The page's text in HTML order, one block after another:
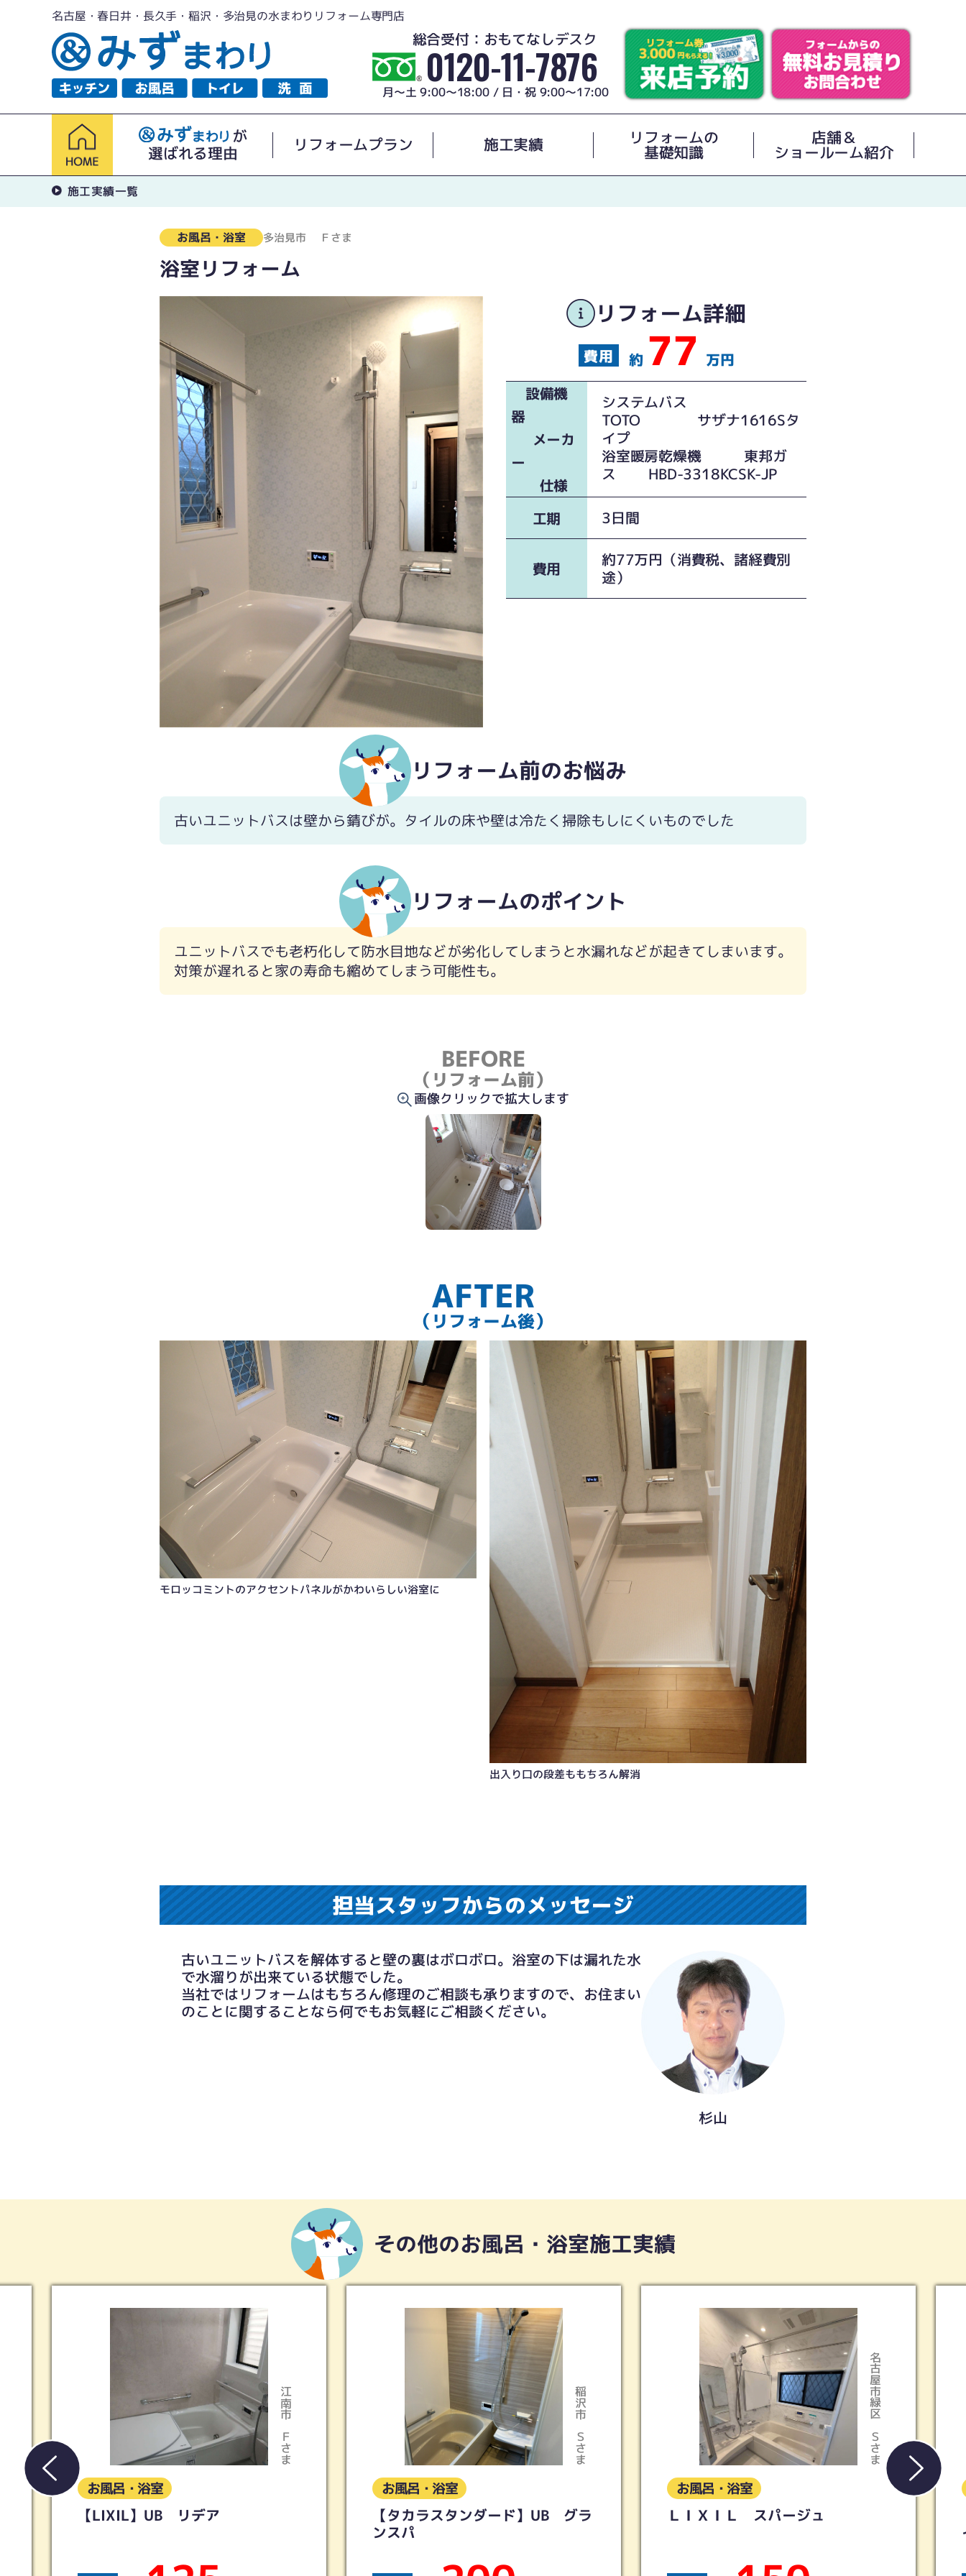
名古屋・春日井・長久手・稲沢・多治見の水まわりリフォーム専門店
総合受付：おもてなしデスク
0120-11-7876
月～土 9:00～18:00 / 日・祝 9:00～17:00
が
選ばれる理由
リフォームプラン 施工実績 リフォームの
基礎知識
店舗＆
ショールーム紹介
施工実績一覧
お風呂・浴室 多治見市 Ｆさま
浴室リフォーム
リフォーム詳細
約 77 万円
設備機
器
メーカ
ー
仕様
システムバス
TOTO サザナ1616Sタ
イプ
浴室暖房乾燥機 東邦ガ
ス HBD-3318KCSK-JP
工期 3日間
費用
約77万円（消費税、諸経費別
途）
リフォーム前のお悩み
古いユニットバスは壁から錆びが。タイルの床や壁は冷たく掃除もしにくいものでした
リフォームのポイント
ユニットバスでも老朽化して防水目地などが劣化してしまうと水漏れなどが起きてしまいます。
対策が遅れると家の寿命も縮めてしまう可能性も。
BEFORE
（リフォーム前）
画像クリックで拡大します
AFTER
（リフォーム後）
モロッコミントのアクセントパネルがかわいらしい浴室に
出入り口の段差ももちろん解消
モロッコミントのアクセントパネルがかわいらしい浴室に
担当スタッフからのメッセージ
古いユニットバスを解体すると壁の裏はボロボロ。浴室の下は漏れた水
で水溜りが出来ている状態でした。
当社ではリフォームはもちろん修理のご相談も承りますので、お住まい
のことに関することなら何でもお気軽にご相談ください。
杉山
その他のお風呂・浴室施工実績
Ｓさま
【タカラスタンダード】UB グラ
名古屋市緑区
Ｓさま
ＬＩＸＩＬ スパージュ
【リクシル】リノビオV